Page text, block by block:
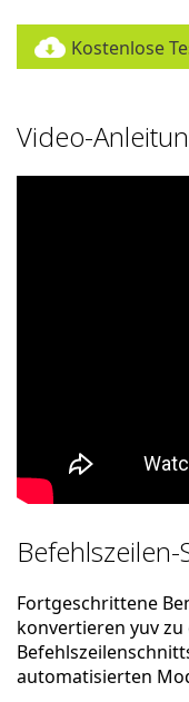
Kostenlose
Video-
Fortgeschrittene
konvertieren yuv
automatisierten